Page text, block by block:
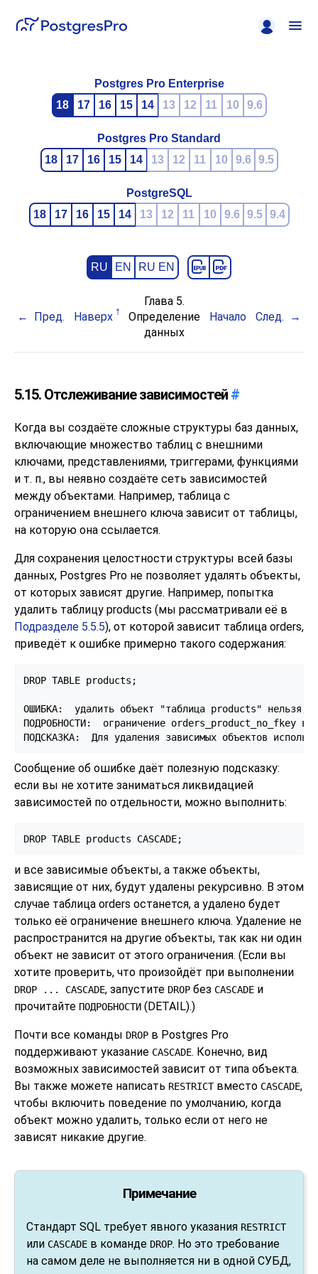
Postgres Pro Enterprise
18
17 16 15 14 13 12 11 10 9.6
Postgres Pro Standard
18
17 16 15 14 13 12 11 10 9.6 9.5
PostgreSQL
18
17 16 15 14 13 12 11 10 9.6 9.5 9.4
RU EN RU EN
Пред. Наверх
Глава 5.
Определение
данных
Начало След.
5.15. Отслеживание зависимостей #
Когда вы создаёте сложные структуры баз данных,
включающие множество таблиц с внешними
ключами, представлениями, триггерами, функциями
и т. п., вы неявно создаёте сеть зависимостей
между объектами. Например, таблица с
ограничением внешнего ключа зависит от таблицы,
на которую она ссылается.
Для сохранения целостности структуры всей базы
данных, Postgres Pro не позволяет удалять объекты,
от которых зависят другие. Например, попытка
удалить таблицу products (мы рассматривали её в
Подразделе 5.5.5), от которой зависит таблица orders,
приведёт к ошибке примерно такого содержания:
DROP TABLE products;
ОШИБКА:  удалить объект "таблица products" нельзя,
ПОДРОБНОСТИ:  ограничение orders_product_no_fkey
Сообщение об ошибке даёт полезную подсказку:
если вы не хотите заниматься ликвидацией
зависимостей по отдельности, можно выполнить:
и все зависимые объекты, а также объекты,
зависящие от них, будут удалены рекурсивно. В этом
случае таблица orders останется, а удалено будет
только её ограничение внешнего ключа. Удаление не
распространится на другие объекты, так как ни один
объект не зависит от этого ограничения. (Если вы
хотите проверить, что произойдёт при выполнении
DROP ... CASCADE, запустите DROP без CASCADE и
прочитайте ПОДРОБНОСТИ (DETAIL).)
Почти все команды DROP в Postgres Pro
поддерживают указание CASCADE. Конечно, вид
возможных зависимостей зависит от типа объекта.
Вы также можете написать RESTRICTвместо CASCADE,
чтобы включить поведение по умолчанию, когда
объект можно удалить, только если от него не
зависят никакие другие.
Примечание
Стандарт SQL требует явного указания RESTRICT
или CASCADE в команде DROP. Но это требование
на самом деле не выполняется ни в одной СУБД,